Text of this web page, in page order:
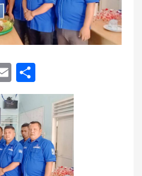
E
m
ai
l
h
a
re